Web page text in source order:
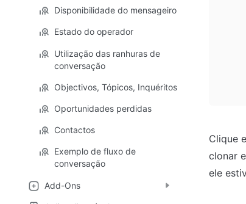
Disponibilidade do mensageiro
Estado do operador
Utilização das ranhuras de
conversação
Objectivos, Tópicos, Inquéritos
Oportunidades perdidas
Contactos
Exemplo de fluxo de
conversação
Add-Ons
Clique
clonar
ele